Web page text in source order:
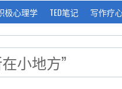
极心理学 TED笔记 写作疗
小地方”